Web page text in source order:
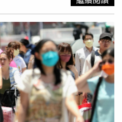
相當高，代表短期路徑已有一
模式開始出現較明顯分歧，顯
置仍存在變數，目前多數預測
帶，後續仍有待模式進一步收
顯示，白海豚移動過程中仍伴
，這是受到季風環流圈
所致，由於白海豚本身就是
此擺動幅度並不明顯，但即使
風圈與台灣陸地的距離，進一
否發布及發布範圍，因此仍是
及其他山區有局部短暫雷陣
機率，清晨至上午中南部地區
（7）日第13號颱風外圍雲系
、金門、馬祖有局部短暫陣
雨，其他地區為多雲到晴，今
較大雨勢發生。氣象專家吳德
到，最新（6日2時）氣象署
13號颱風「白海豚」緩慢減弱
行，明（7）日通過琉球附
，移速減慢，逐漸迴轉、